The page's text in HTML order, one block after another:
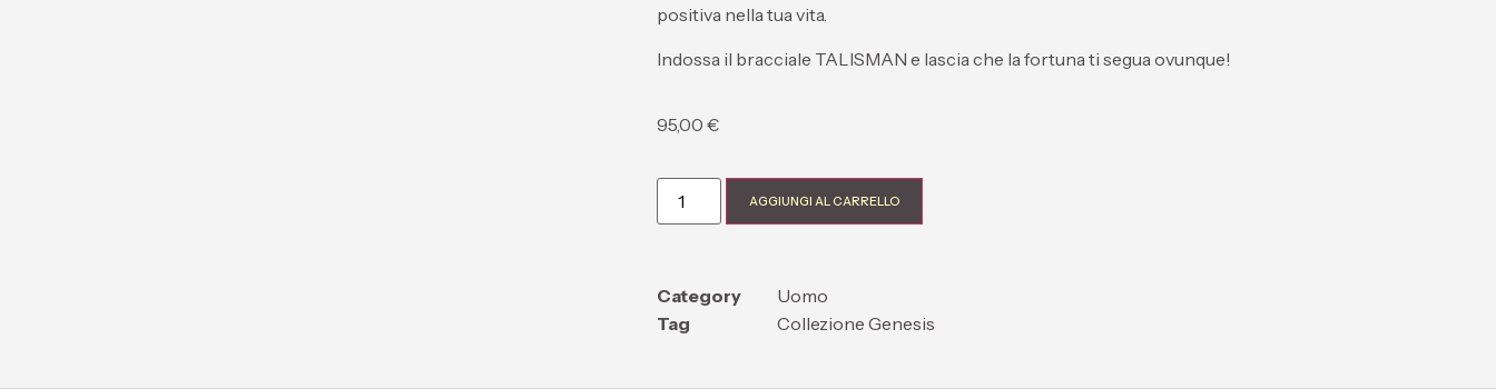
positiva nella tua vita.
Indossa il bracciale TALISMAN e lascia che la fortuna ti segua ovunque!
95,00 €
AGGIUNGI AL CARRELLO
Category
Uomo
Tag
Collezione Genesis